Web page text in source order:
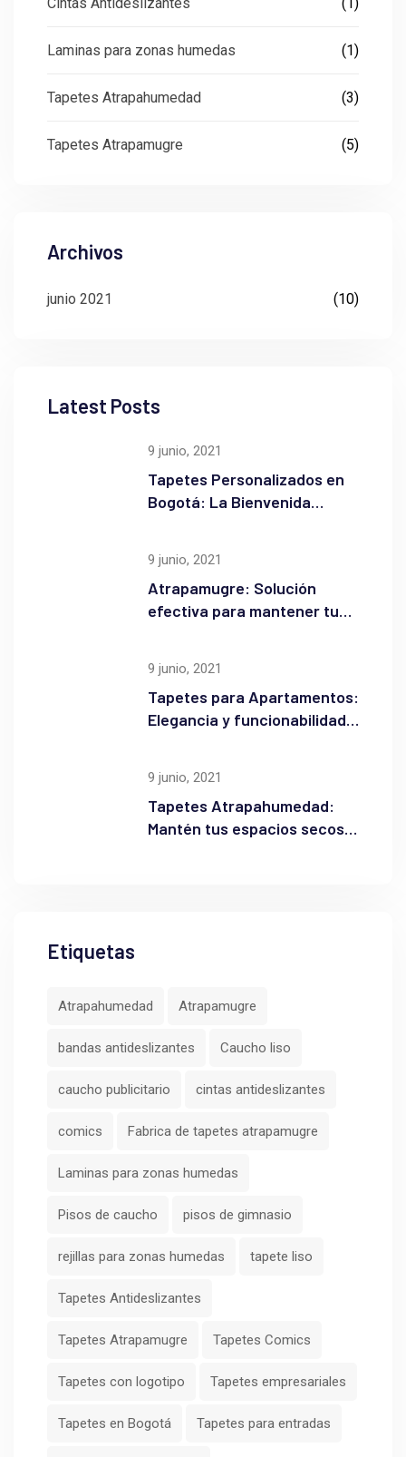
Laminas para zonas humedas (1)
Tapetes Atrapahumedad (3)
Tapetes Atrapamugre (5)
Archivos
junio 2021 (10)
Latest Posts
9 junio, 2021
Tapetes Personalizados en
Bogotá: La Bienvenida
9 junio, 2021
Atrapamugre: Solución
efectiva para mantener tus
9 junio, 2021
Tapetes para Apartamentos:
Elegancia y funcionabilidad
9 junio, 2021
Tapetes Atrapahumedad:
Mantén tus espacios secos y
Etiquetas
Atrapahumedad Atrapamugre
bandas antideslizantes Caucho liso
caucho publicitario cintas antideslizantes
comics Fabrica de tapetes atrapamugre
Laminas para zonas humedas
Pisos de caucho pisos de gimnasio
rejillas para zonas humedas tapete liso
Tapetes Antideslizantes
Tapetes Atrapamugre Tapetes Comics
Tapetes con logotipo Tapetes empresariales
Tapetes en Bogotá Tapetes para entradas